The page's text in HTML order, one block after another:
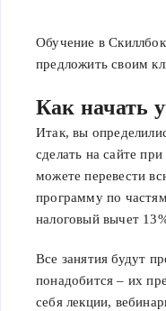
Обучение в
предложить своим
Как начать
Итак, вы
сделать на сайте
можете перевести
программу по
налоговый вычет
Все занятия будут
понадобится – их
себя лекции,